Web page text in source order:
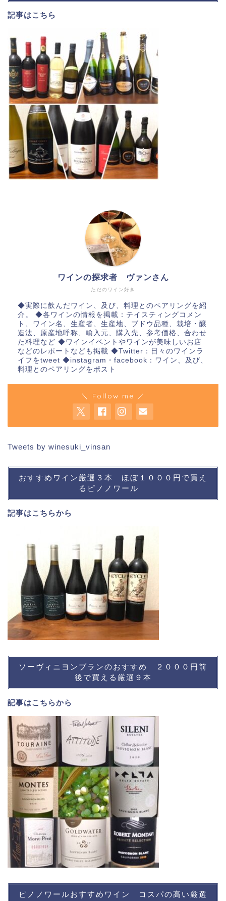
記事はこちら
ただのワイン好き
ワインの探求者 ヴァンさん
◆実際に飲んだワイン、及び、料理とのペアリングを紹
介。 ◆各ワインの情報を掲載：テイスティングコメン
ト、ワイン名、生産者、生産地、ブドウ品種、栽培・醸
造法、原産地呼称、輸入元、購入先、参考価格、合わせ
た料理など ◆ワインイベントやワインが美味しいお店
などのレポートなども掲載 ◆Twitter：日々のワインラ
イフをtweet ◆instagram・facebook：ワイン、及び、
料理とのペアリングをポスト
＼ Follow me ／
Tweets by winesuki_vinsan
おすすめワイン厳選３本 ほぼ１０００円で買え
るピノノワール
記事はこちらから
ソーヴィニヨンブランのおすすめ ２０００円前
後で買える厳選９本
記事はこちらから
ピノノワールおすすめワイン コスパの高い厳選